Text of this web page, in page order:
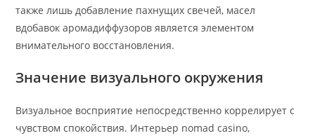
также лишь добавление пахнущих свечей, масел
вдобавок аромадиффузоров является элементом
внимательного восстановления.
Значение визуального окружения
Визуальное восприятие непосредственно коррелирует с
чувством спокойствия. Интерьер nomad casino,